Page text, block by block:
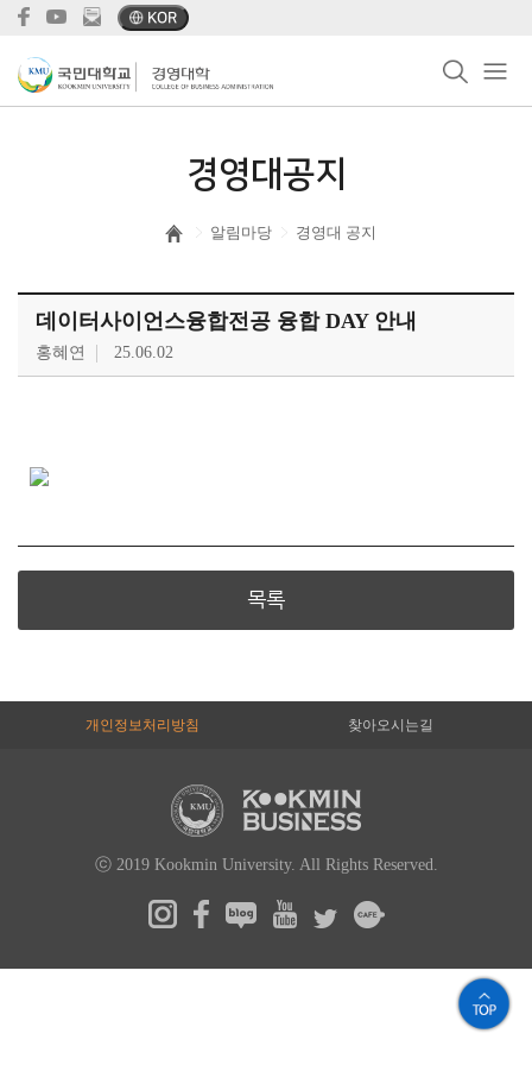
KOR
경영대공지
알림마당 경영대 공지
데이터사이언스융합전공 융합 DAY 안내
홍혜연 25.06.02
목록
개인정보처리방침 찾아오시는길
ⓒ 2019 Kookmin University. All Rights Reserved.